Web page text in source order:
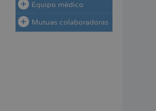
Equipo médico
Mutuas colaboradoras